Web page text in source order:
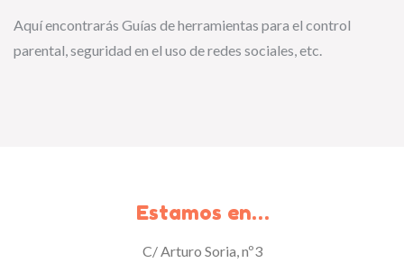
Aquí encontrarás Guías de herramientas para el control
parental, seguridad en el uso de redes sociales, etc.
Estamos en…
C/ Arturo Soria, nº3